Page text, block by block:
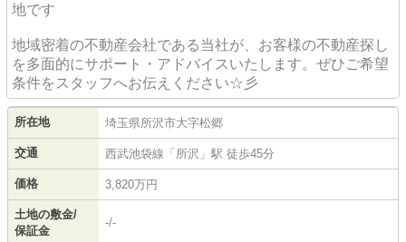
地です
地域密着の不動産会社である当社が、お客様の不動産探し
を多面的にサポート・アドバイスいたします。ぜひご希望
条件をスタッフへお伝えください☆彡
所在地 埼玉県所沢市大字松郷
交通 西武池袋線 「 所沢 」駅 徒歩45分
価格 3,820万円
土地の敷金/
保証金
-/-